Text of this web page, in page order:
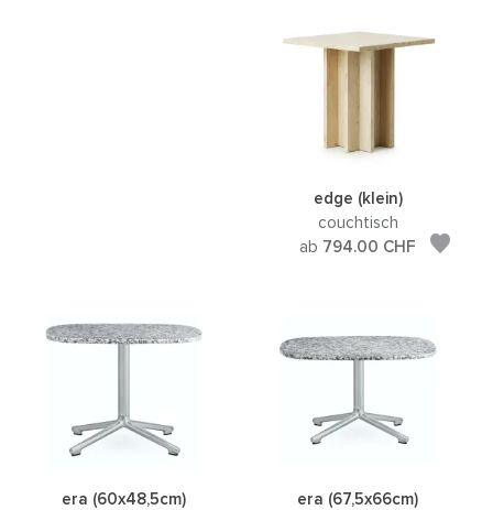
edge (klein)
couchtisch
ab 794.00 CHF
era (60x48,5cm)
era (67,5x66cm)